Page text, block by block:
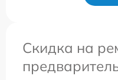
Скидка на